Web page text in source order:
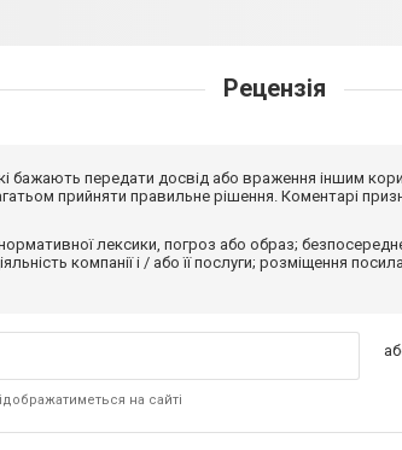
Рецензія
бажають передати досвід або враження іншим
прийняти правильне рішення. Коментарі
лексики, погроз або образ;
компанії і / або її послуги; розміщення
на сайті